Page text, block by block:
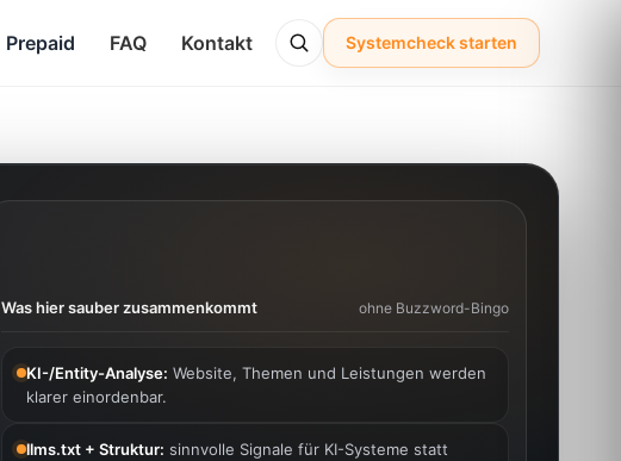
Prepaid FAQ Kontakt Systemcheck starten
Was hier sauber zusammenkommt ohne Buzzword-Bingo
KI-/Entity-Analyse: Website, Themen und Leistungen werden
klarer einordenbar.
llms.txt + Struktur: sinnvolle Signale für KI-Systeme statt